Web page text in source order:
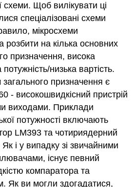
схеми. Щоб вилікувати ці
спеціалізовані схеми
мікросхеми
розбити на кілька основних
призначення, висока
низька вартість.
призначення є
- високошвидкісний пристрій
виходами. Приклади
потужності включають
LM393 та чотириядерний
і у випадку зі звичайними
існує певний
компаратора та
Як ви могли здогадатися,